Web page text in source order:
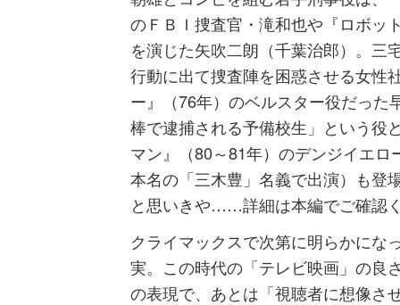
のＦＢＩ捜査官・滝和也や『ロボッ
を演じた矢吹二朗（千葉治郎）。三
行動に出て捜査陣を困惑させる女性
ー』（76年）のベルスター役だった
棒で逮捕される予備校生」という役
マン』（80～81年）のデンジイエ
本名の「三木豊」名義で出演）も登
と思いきや……詳細は本編でご確認
クライマックスで次第に明らかにな
実。この時代の「テレビ映画」の良
の表現で、あとは「視聴者に想像さ